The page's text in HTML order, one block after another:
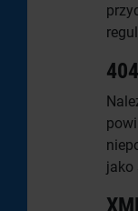
jako